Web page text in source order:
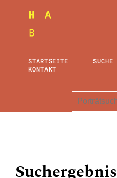
STARTSEITE SUCHE
KONTAKT
Suchergebnis